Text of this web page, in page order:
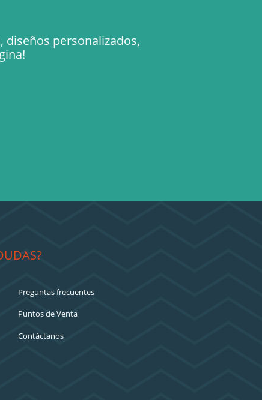
personalizados,
Preguntas frecuentes
Puntos de Venta
Contáctanos